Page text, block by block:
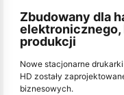
Zbudowany dla
elektronicznego,
produkcji
Nowe stacjonarne
HD zostały
biznesowych.